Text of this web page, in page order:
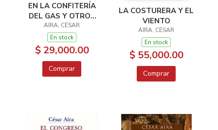
EN LA CONFITERÍA
DEL GAS Y OTROS
CUENTOS
AIRA, CÉSAR
En stock
$ 29,000.00
Comprar
LA COSTURERA Y EL
VIENTO
AIRA, CÉSAR
En stock
$ 55,000.00
Comprar